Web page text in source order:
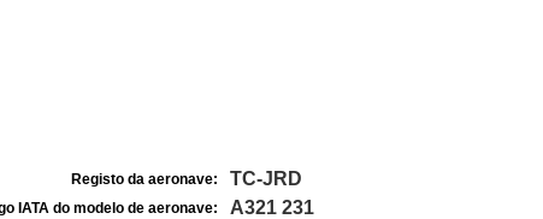
Registo da aeronave: TC-JRD
IATA do modelo de aeronave: A321 231